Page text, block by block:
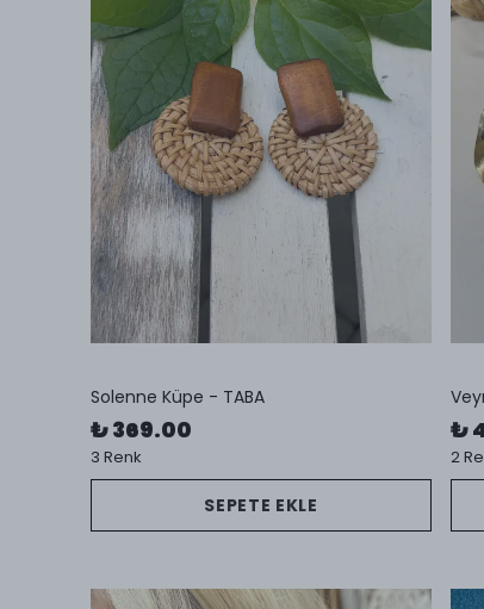
Solenne Küpe - TABA
₺ 369.00
3 Renk
SEPETE EKLE
₺
2